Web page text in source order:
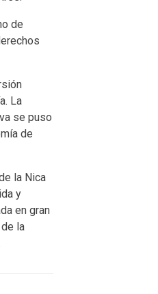
de
La
se puso
de
la Nica
y
en gran
la